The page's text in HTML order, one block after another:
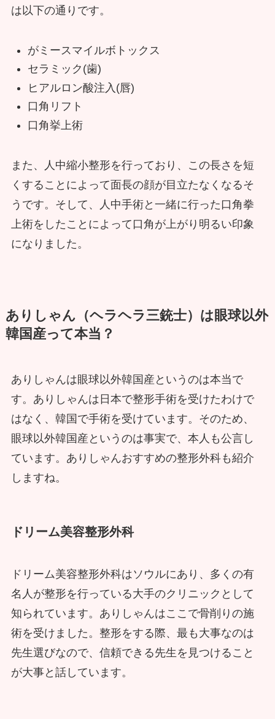
は以下の通りです。
がミースマイルボトックス
セラミック(歯)
ヒアルロン酸注入(唇)
口角リフト
口角挙上術
また、人中縮小整形を行っており、この長さを短
くすることによって面長の顔が目立たなくなるそ
うです。そして、人中手術と一緒に行った口角拳
上術をしたことによって口角が上がり明るい印象
になりました。
ありしゃん（ヘラヘラ三銃士）は眼球以外
韓国産って本当？
ありしゃんは眼球以外韓国産というのは本当で
す。ありしゃんは日本で整形手術を受けたわけで
はなく、韓国で手術を受けています。そのため、
眼球以外韓国産というのは事実で、本人も公言し
ています。ありしゃんおすすめの整形外科も紹介
しますね。
ドリーム美容整形外科
ドリーム美容整形外科はソウルにあり、多くの有
名人が整形を行っている大手のクリニックとして
知られています。ありしゃんはここで骨削りの施
術を受けました。整形をする際、最も大事なのは
先生選びなので、信頼できる先生を見つけること
が大事と話しています。